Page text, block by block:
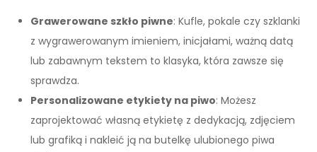
Grawerowane szkło piwne: Kufle, pokale czy szklanki
z wygrawerowanym imieniem, inicjałami, ważną datą
lub zabawnym tekstem to klasyka, która zawsze się
sprawdza.
Personalizowane etykiety na piwo: Możesz
zaprojektować własną etykietę z dedykacją, zdjęciem
lub grafiką i nakleić ją na butelkę ulubionego piwa